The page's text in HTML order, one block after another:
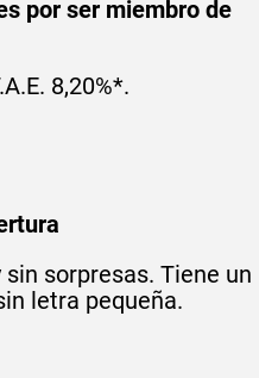
por ser miembro de
8,20%*.
sorpresas. Tiene un
letra pequeña.